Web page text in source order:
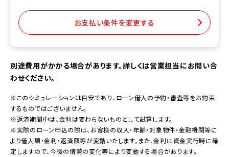
お支払い条件を変更する
別途費用がかかる場合があります。詳しくは営業担当にお問い合
わせください。
※このシミュレーションは目安であり、ローン借入の予約・審査等をお約束
するものではございません。
※返済期間中は、金利は変わらないものとして試算します。
※実際のローン申込の際は、お客様の収入・年齢・対象物件・金融機関等に
より借入額・金利・返済額等が変動いたします。また、金利は資金実行時に確
定しますので、今後の情勢の変化等により変動する場合があります。